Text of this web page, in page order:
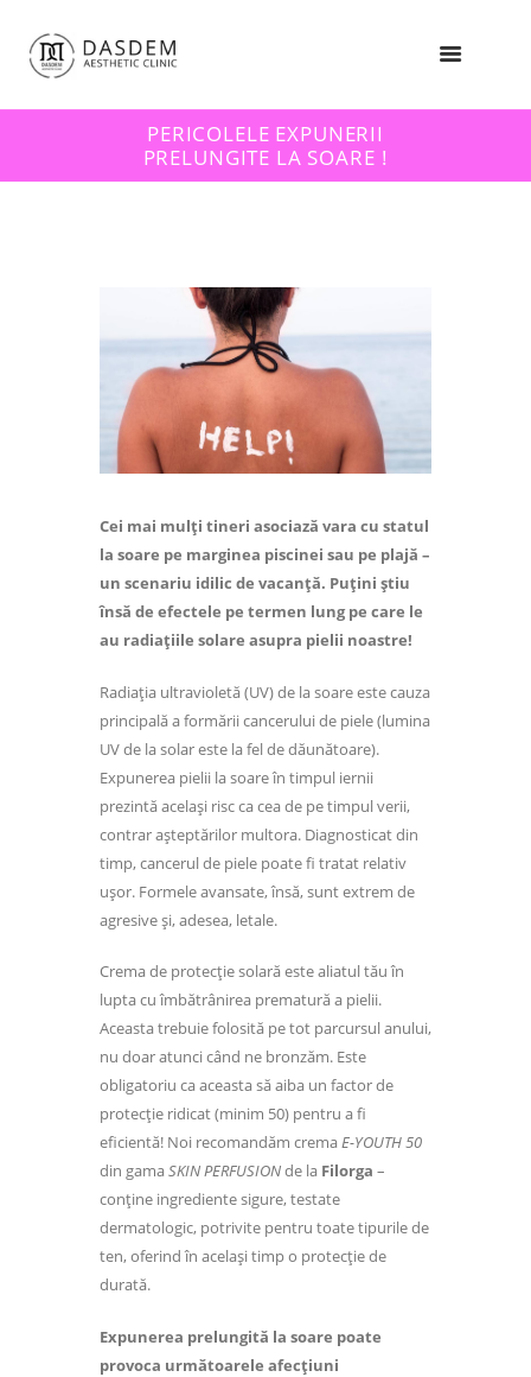
PERICOLELE EXPUNERII
PRELUNGITE LA SOARE !
Cei mai mulți tineri asociază vara cu statul
la soare pe marginea piscinei sau pe plajă –
un scenariu idilic de vacanță. Puțini știu
însă de efectele pe termen lung pe care le
au radiațiile solare asupra pielii noastre!
Radiația ultravioletă (UV) de la soare este cauza
principală a formării cancerului de piele (lumina
UV de la solar este la fel de dăunătoare).
Expunerea pielii la soare în timpul iernii
prezintă același risc ca cea de pe timpul verii,
contrar așteptărilor multora. Diagnosticat din
timp, cancerul de piele poate fi tratat relativ
ușor. Formele avansate, însă, sunt extrem de
agresive și, adesea, letale.
Crema de protecție solară este aliatul tău în
lupta cu îmbătrânirea prematură a pielii.
Aceasta trebuie folosită pe tot parcursul anului,
nu doar atunci când ne bronzăm. Este
obligatoriu ca aceasta să aiba un factor de
protecție ridicat (minim 50) pentru a fi
eficientă! Noi recomandăm cremaE-YOUTH 50
din gamaSKIN PERFUSIONde la Filorga –
conține ingrediente sigure, testate
dermatologic, potrivite pentru toate tipurile de
ten, oferind în același timp o protecție de
durată.
Expunerea prelungită la soare poate
provoca următoarele afecțiuni